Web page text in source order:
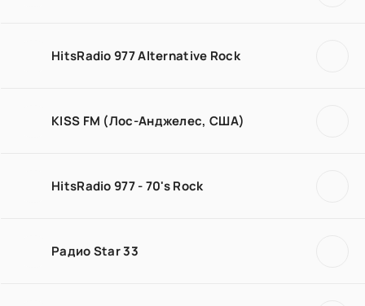
HitsRadio 977 Alternative Rock
KISS FM (Лос-Анджелес, США)
HitsRadio 977 - 70's Rock
Радио Star 33